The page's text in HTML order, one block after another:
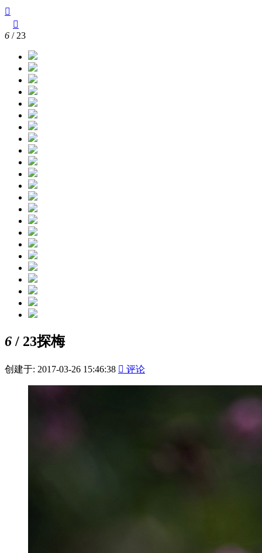


6 / 23
6 / 23探梅
创建于: 2017-03-26 15:46:38  评论